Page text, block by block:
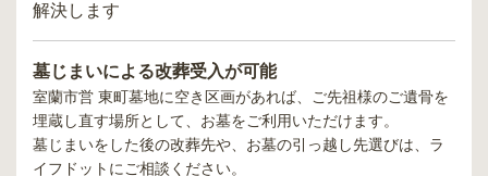
解決します
墓じまいによる改葬受入が可能
室蘭市営 東町墓地に空き区画があれば、ご先祖様のご遺骨を
埋蔵し直す場所として、お墓をご利用いただけます。
墓じまいをした後の改葬先や、お墓の引っ越し先選びは、ラ
イフドットにご相談ください。